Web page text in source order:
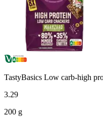
TastyBasics Low carb-high
3.29
200 g